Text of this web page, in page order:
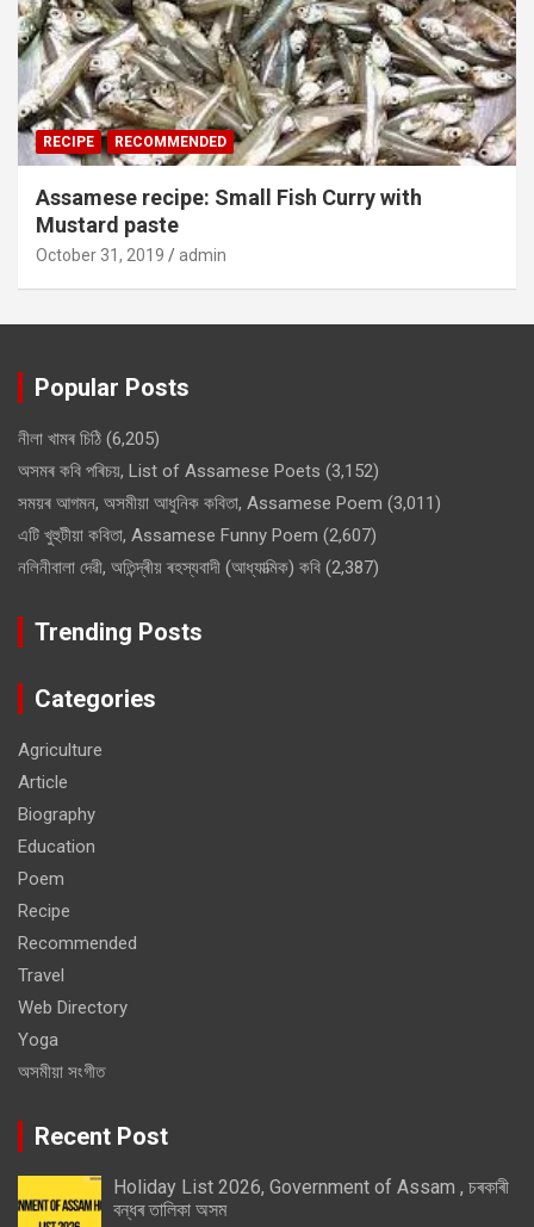
RECIPE RECOMMENDED
Assamese recipe: Small Fish Curry with
Mustard paste
October 31, 2019 admin
Popular Posts
নীলা খামৰ চিঠি (6,205)
অসমৰ কবি পৰিচয়, List of Assamese Poets (3,152)
সময়ৰ আগমন, অসমীয়া আধুনিক কবিতা, Assamese Poem (3,011)
এটি খুহুটীয়া কবিতা, Assamese Funny Poem (2,607)
নলিনীবালা দেৱী, অতিন্দ্ৰীয় ৰহস্যবাদী (আধ্যাত্মিক) কবি (2,387)
Trending Posts
Categories
Agriculture
Article
Biography
Education
Poem
Recipe
Recommended
Travel
Web Directory
Yoga
অসমীয়া সংগীত
Recent Post
Holiday List 2026, Government of Assam , চৰকাৰী
বন্ধৰ তালিকা অসম